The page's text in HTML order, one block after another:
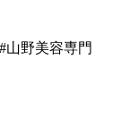
山野美容専門